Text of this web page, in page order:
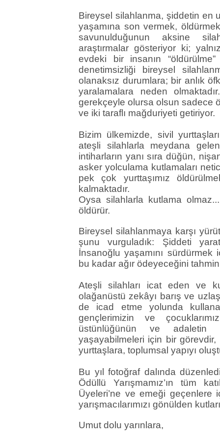
Bireysel silahlanma, şiddetin en
yaşamına son vermek,
savunulduğunun aksine
araştırmalar gösteriyor ki;
evdeki bir insanın
denetimsizliği bireysel
olanaksız durumlara; bir anlık
yaralamalara neden
gerekçeyle olursa olsun sadece
ve iki taraflı mağduriyeti getiriyor.
Bizim ülkemizde, sivil
ateşli silahlarla meydana
intiharların yanı sıra düğün,
asker yolculama kutlamaları
pek çok yurttaşımız
kalmaktadır.
Oysa silahlarla kutlama
öldürür.
Bireysel silahlanmaya karşı
şunu vurguladık: Şiddeti
İnsanoğlu yaşamını sürdürmek
bu kadar ağır ödeyeceğini
Ateşli silahları icat eden ve
olağanüstü zekâyı barış ve
de icad etme yolunda
gençlerimizin ve
üstünlüğünün ve
yaşayabilmeleri için bir
yurttaşlara, toplumsal yapıyı
Bu yıl fotoğraf dalında
Ödüllü Yarışmamız’ın tüm
Üyeleri’ne ve emeği geçenlere
yarışmacılarımızı gönülden
Umut dolu yarınlara,